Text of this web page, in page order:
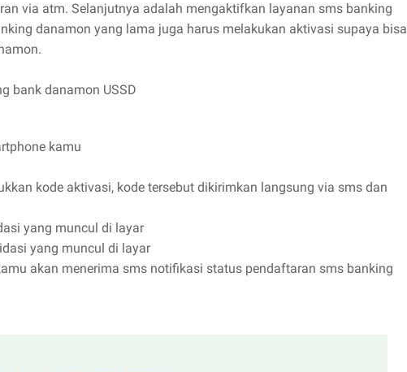
via atm. Selanjutnya adalah mengaktifkan layanan sms banking
danamon yang lama juga harus melakukan aktivasi supaya bisa
bank danamon USSD
kamu
kode aktivasi, kode tersebut dikirimkan langsung via sms dan
yang muncul di layar
yang muncul di layar
akan menerima sms notifikasi status pendaftaran sms banking